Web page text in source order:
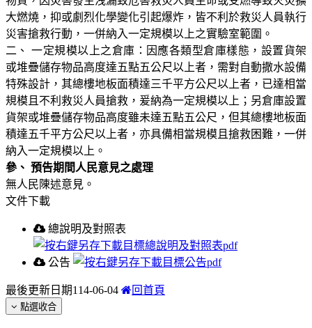
大燃燒，抑或劇烈化學變化引起爆炸，皆不利於救災人員執行
災害搶救行動，一併納入一定規模以上之實驗室範圍。
二、
一定規模以上之倉庫：因應各類型倉庫樣態，設置貨架
或堆疊儲存物品高度達五點五公尺以上者，需對自動撒水設備
特殊設計，其總樓地板面積達三千平方公尺以上者，已達相當
規模且不利救災人員搶救，爰納為一定規模以上；另倉庫設置
貨架或堆疊儲存物品高度雖未達五點五公尺，但其總樓地板面
積達五千平方公尺以上者，亦具備相當規模且搶救困難，一併
納入一定規模以上。
參、 預告期間人民意見之處理
無人民陳述意見。
文件下載
總說明及對照表
公告
最後更新日期114-06-04 回首頁
點選收合